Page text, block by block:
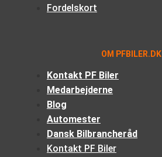
Fordelskort
OM PFBILER.DK
Kontakt PF Biler
Medarbejderne
Blog
Automester
Dansk Bilbrancheråd
Kontakt PF Biler